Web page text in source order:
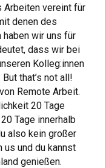
Arbeiten vereint für
denen des
haben wir uns für
dass wir bei
Kolleg:innen
that’s not all!
Remote Arbeit.
20 Tage
Tage innerhalb
also kein großer
us und du kannst
genießen.